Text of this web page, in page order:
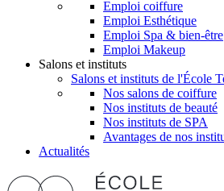
Emploi coiffure
Emploi Esthétique
Emploi Spa & bien-être
Emploi Makeup
Salons et instituts
Salons et instituts de l'École
Nos salons de coiffure
Nos instituts de beauté
Nos instituts de SPA
Avantages de nos
Actualités